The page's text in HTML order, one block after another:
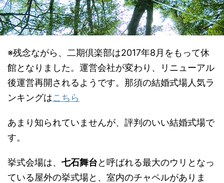
※残念ながら、二期倶楽部は2017年8月をもって休
館となりました。運営会社が変わり、リニューアル
後運営再開されるようです。那須の結婚式場人気ラ
ンキングはこちら
あまり知られていませんが、評判のいい結婚式場で
す。
挙式会場は、 七石舞台と呼ばれる最大のウリとなっ
ている屋外の挙式場と、室内のチャペルがありま